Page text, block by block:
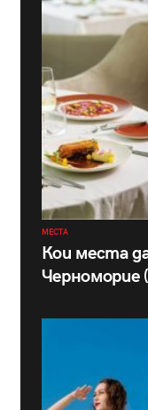
МЕСТА
Кои места
Черноморие